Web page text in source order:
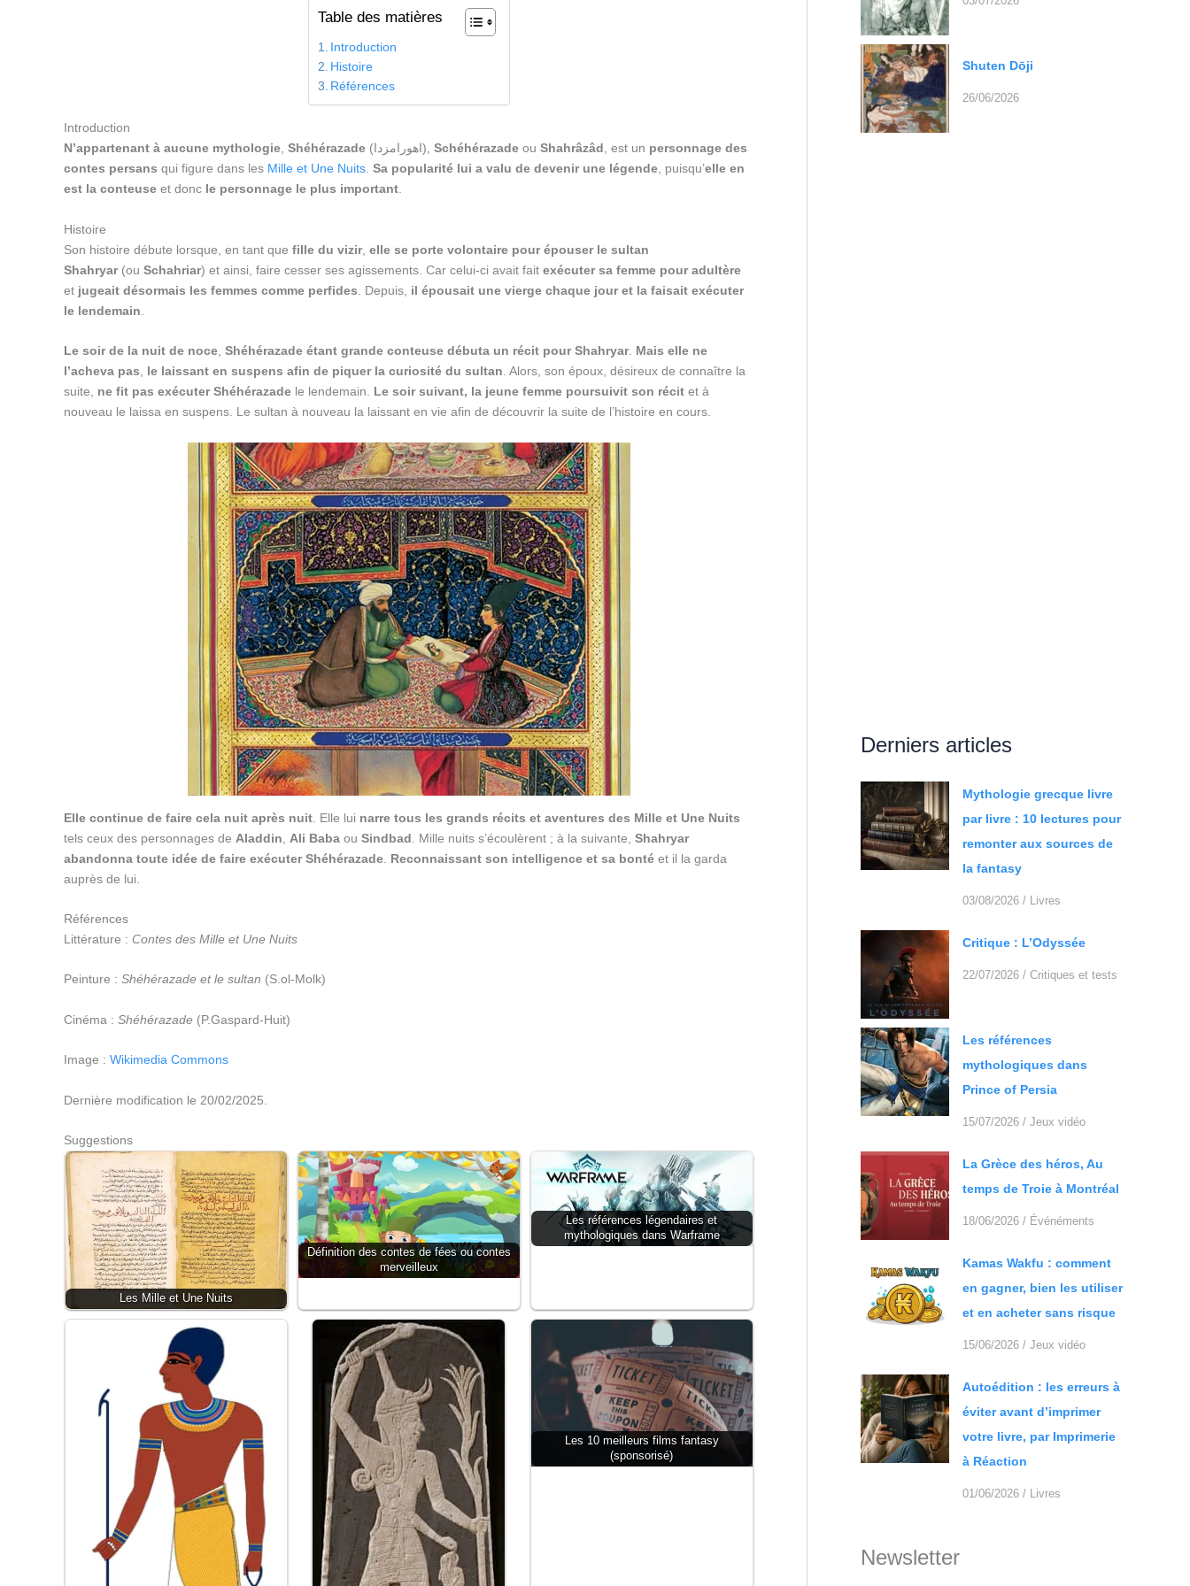
Table des matières
Introduction
Histoire
Références
Introduction
N’appartenant à aucune mythologie, Shéhérazade (اهورامزدا), Schéhérazade ou Shahrâzâd, est un personnage des
contes persans qui figure dans les Mille et Une Nuits. Sa popularité lui a valu de devenir une légende, puisqu’elle en
est la conteuse et donc le personnage le plus important.
Histoire
Son histoire débute lorsque, en tant que fille du vizir, elle se porte volontaire pour épouser le sultan
Shahryar(ou Schahriar) et ainsi, faire cesser ses agissements. Car celui-ci avait fait exécuter sa femme pour adultère
et jugeait désormais les femmes comme perfides . Depuis, il épousait une vierge chaque jour et la faisait exécuter
le lendemain
Le soir de la nuit de noce Shéhérazade étant grande conteuse débuta un récit pour Shahryar. Mais elle ne
l’acheva pas
le laissant en suspens afin de piquer la curiosité du sultan . Alors, son époux, désireux de connaître la
suite, ne fit pas exécuter Shéhérazade le lendemain. Le soir suivant, la jeune femme poursuivit son récit et à
nouveau le laissa en suspens. Le sultan à nouveau la laissant en vie afin de découvrir la suite de l’histoire en cours.
Elle continue de faire cela nuit après nuit . Elle lui narre tous les grands récits et aventures des Mille et Une Nuits
tels ceux des personnages de Aladdin Ali Baba ou Sindbad . Mille nuits s’écoulèrent ; à la suivante, Shahryar
abandonna toute idée de faire exécuter Shéhérazade Reconnaissant son intelligence et sa bonté et il la garda
auprès de lui.
Références
Littérature : Contes des Mille et Une Nuits
Peinture : Shéhérazade et le sultan (S.ol-Molk)
Cinéma : Shéhérazade (P.Gaspard-Huit)
Image : Wikimedia Commons
Dernière modification le 20/02/2025.
Suggestions
Les Mille et Une Nuits
Définition des contes de fées ou contes
merveilleux
Les références légendaires et
mythologiques dans Warframe
Les 10 meilleurs films fantasy
(sponsorisé)
Shuten Dōji
26/06/2026
Derniers articles
Mythologie grecque livre
par livre : 10 lectures pour
remonter aux sources de
la fantasy
03/08/2026 / Livres
Critique : L’Odyssée
22/07/2026 / Critiques et tests
Les références
mythologiques dans
Prince of Persia
15/07/2026 / Jeux vidéo
La Grèce des héros, Au
temps de Troie à Montréal
18/06/2026 / Événéments
Kamas Wakfu : comment
en gagner, bien les utiliser
et en acheter sans risque
15/06/2026 / Jeux vidéo
Autoédition : les erreurs à
éviter avant d’imprimer
votre livre, par Imprimerie
à Réaction
01/06/2026 / Livres
Newsletter